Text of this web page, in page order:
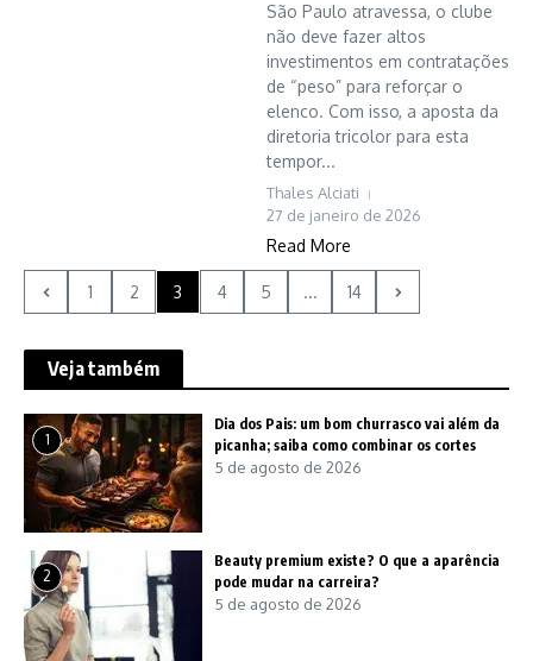
São Paulo atravessa, o clube
não deve fazer altos
investimentos em contratações
de “peso” para reforçar o
elenco. Com isso, a aposta da
diretoria tricolor para esta
tempor...
Thales Alciati
27 de janeiro de 2026
Read More
1 2 3 4 5 ... 14
Veja também
1
Dia dos Pais: um bom churrasco vai além da
picanha; saiba como combinar os cortes
5 de agosto de 2026
2
Beauty premium existe? O que a aparência
pode mudar na carreira?
5 de agosto de 2026